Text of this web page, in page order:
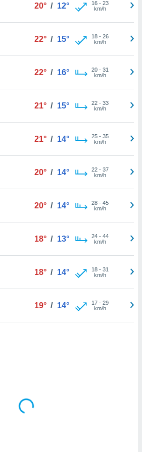
20° / 12° 16- 23
km/h
22° / 15° 18- 26
km/h
22° / 16° 20- 31
km/h
21° / 15° 22- 33
km/h
21° / 14° 25- 35
km/h
20° / 14° 22- 37
km/h
20° / 14° 28- 45
km/h
18° / 13° 24- 44
km/h
18° / 14° 18- 31
km/h
19° / 14° 17- 29
km/h